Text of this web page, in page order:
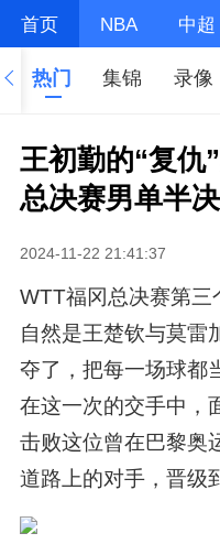
首页 NBA 中超
热门 集锦 录像
王初勤的“复仇
总决赛男单半
2024-11-22 21:41:37
WTT福冈总决赛第
自然是王楚钦与莫雷
夺了，把每一场球都
在这一次的交手中，
击败这位曾在巴黎奥
道路上的对手，晋级